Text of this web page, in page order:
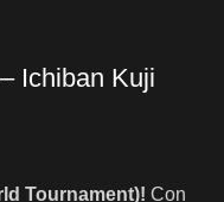
Ichiban Kuji
Tournament)! Con